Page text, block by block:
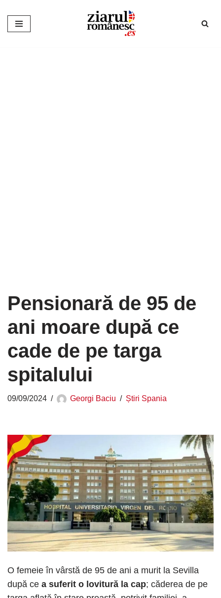
Sari
Pensionară de 95 de
ani moare după ce
cade de pe targa
spitalului
09/09/2024 Georgi Baciu Știri Spania
O femeie în vârstă de 95 de ani a murit la Sevilla
după ce a suferit o lovitură la cap; căderea de pe